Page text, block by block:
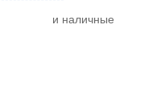
и наличные